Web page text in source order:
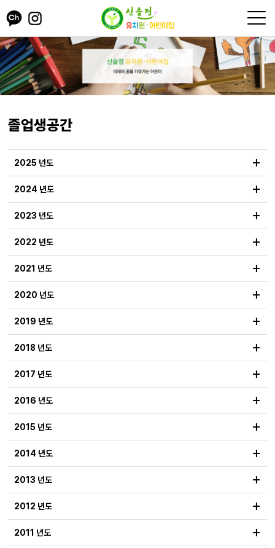
졸업생공간
2025 년도 +
2024 년도 +
2023 년도 +
2022 년도 +
2021 년도 +
2020 년도 +
2019 년도 +
2018 년도 +
2017 년도 +
2016 년도 +
2015 년도 +
2014 년도 +
2013 년도 +
2012 년도 +
2011 년도 +